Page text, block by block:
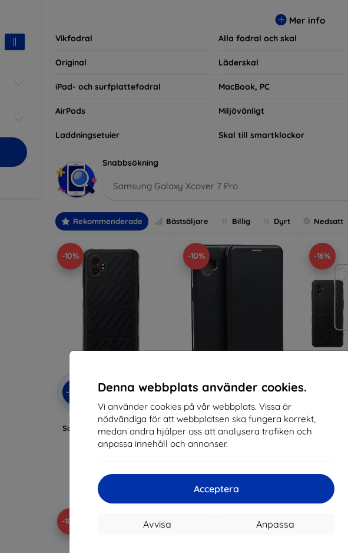
Denna webbplats använder cookies.
Vi använder cookies på vår webbplats. Vissa är
nödvändiga för att webbplatsen ska fungera korrekt,
medan andra hjälper oss att analysera trafiken och
anpassa innehåll och annonser.
Acceptera
Anpassa
Avvisa
inte bara praktiska utan också moderiktiga, vilket gör dem till en
eller de som bara vill skydda sin investering, vi finns här för dig.
Mer info
Vikfodral Alla fodral och skal
Original Läderskal
iPad- och surfplattefodral MacBook, PC
AirPods Miljövänligt
Laddningsetuier Skal till smartklockor
Snabbsökning
Samsung Galaxy Xcover 7 Pro
Rekommenderade Bästsäljare Billig Dyrt Nedsatt
-10%
-10%
Rabatt
med
kupong
EXTRA10
Tactical TPU Cover for
Samsung Galaxy Xcover 7
Pro Transparent
(57983126016)
I lager > 5 st
-10%
-10%
Rabatt
med
kupong
EXTRA10
Beline Book Magnetic Case
for Samsung xCover 7 Pro
Black
125 kr
-16%
3mk
case
-10%